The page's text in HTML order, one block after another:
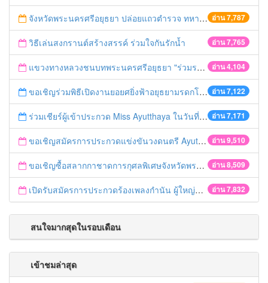
อ่าน 7,787
จังหวัดพระนครศรีอยุธยา ปล่อยแถวตำรวจ ทหาร ฝ่ายปกครอง กว่า 100 นาย ตรวจเข้มท่ารถสาธารณะ สถานีขนส่งรถโดยสาร วินรถตู้ และสถานีรถไฟ เตรียมรับมือเทศกาลสงกรานต์
อ่าน 7,765
วิธีเล่นสงกรานต์สร้างสรรค์ ร่วมใจกันรักน้ำ
อ่าน 4,104
แขวงทางหลวงชนบทพระนครศรีอยุธยา "ร่วมรณรงค์ ขับช้า เปิดไฟหน้า คาดเข็มขัด" เทศกาลสงกรานต์ ปี 2561
อ่าน 7,122
ขอเชิญร่วมพิธีเปิดงานยอยศยิ่งฟ้าอยุธยามรดกโลก
อ่าน 7,171
ร่วมเชียร์ผู้เข้าประกวด Miss Ayutthaya ในวันที่ 15 ธันวาคม 2560
อ่าน 9,510
ขอเชิญสมัครการประกวดแข่งขันวงดนตรี Ayutthaya battle of the bands
อ่าน 8,509
ขอเชิญซื้อสลากกาชาดการกุศลพิเศษจังหวัดพระนครศรีอยุธยา 2560
อ่าน 7,832
เปิดรับสมัครการประกวดร้องเพลงกำนัน ผู้ใหญ่บ้าน ฯลฯ
สนใจมากสุดในรอบเดือน
เข้าชมล่าสุด